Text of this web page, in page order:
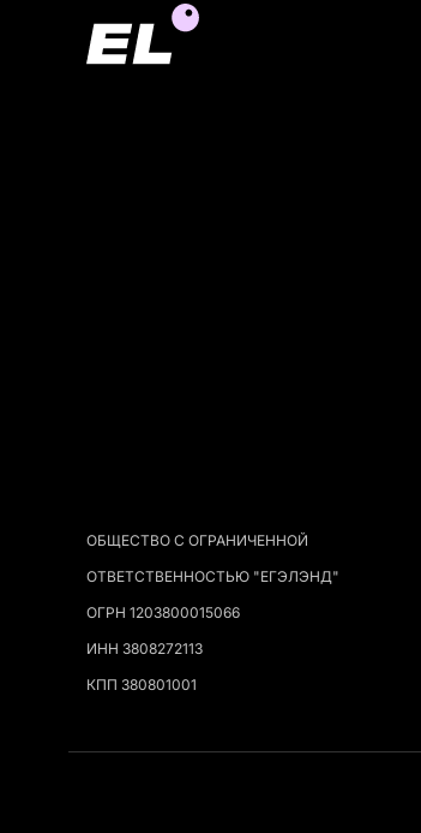
ОБЩЕСТВО С ОГРАНИЧЕННОЙ
ОТВЕТСТВЕННОСТЬЮ "ЕГЭЛЭНД"
ОГРН 1203800015066
ИНН 3808272113
КПП 380801001